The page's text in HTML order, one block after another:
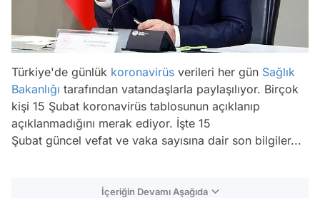
Türkiye'de günlük koronavirüs verileri her gün Sağlık
Bakanlığı tarafından vatandaşlarla paylaşılıyor. Birçok
kişi 15 Şubat koronavirüs tablosunun açıklanıp
açıklanmadığını merak ediyor. İşte 15
Şubat güncel vefat ve vaka sayısına dair son bilgiler...
İçeriğin Devamı Aşağıda